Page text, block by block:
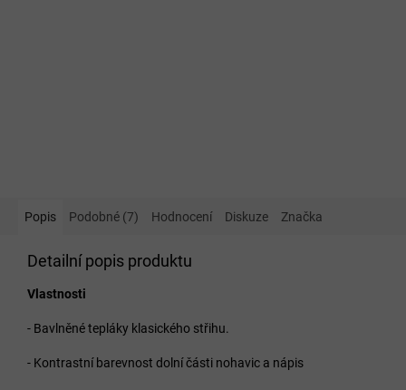
Popis Podobné (7) Hodnocení Diskuze Značka
Detailní popis produktu
Vlastnosti
- Bavlněné tepláky klasického střihu.
- Kontrastní barevnost dolní části nohavic a nápis